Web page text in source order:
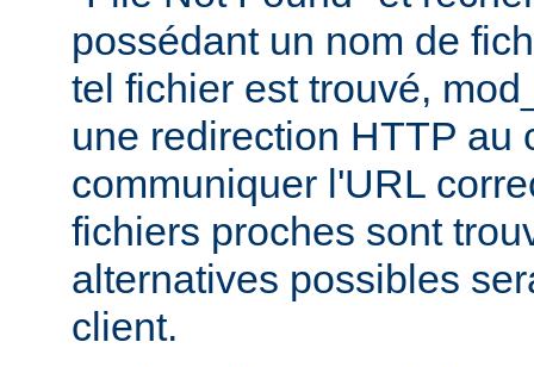
possédant un nom de
tel fichier est trouvé,
une redirection HTTP au
communiquer l'URL
fichiers proches sont
alternatives possibles
client.